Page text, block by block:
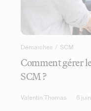
Démarches / SCM
Comment gérer
SCM ?
Valentin Thomas 6